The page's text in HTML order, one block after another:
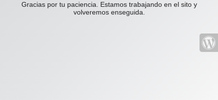
Gracias por tu paciencia. Estamos trabajando en el sito y
volveremos enseguida.